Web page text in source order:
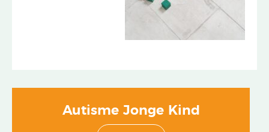
Autisme Jonge Kind